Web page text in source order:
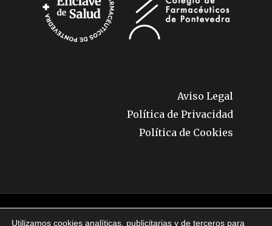
Aviso Legal
Política de Privacidad
Política de Cookies
Utilizamos cookies analíticas, publicitarias y de terceros para